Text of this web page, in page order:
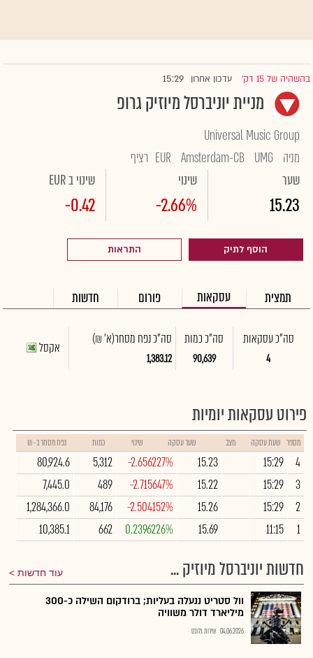
בהשהיה של 15 דק' |עדכון אחרון 15:29
מניית יוניברסל מיוזיק גרופ
Universal Music Group
מניה UMG
Amsterdam-CB
EUR רציף
שער
15.23
שינוי
-2.66%
שינוי ב EUR
-0.42
הוסף לתיק התראות
תמצית עסקאות פורום חדשות
סה"כ עסקאות
4
סה"כ כמות
90,639
סה"כ נפח מסחר(א' ₪)
1,383.12
אקסל
פירוט עסקאות יומיות
מספר שעת עסקה מצב שער עסקה שינוי כמות נפח מסחר ב- ₪
4
15:29
15.23
-2.656227%
5,312
80,924.6
3
15:29
15.22
-2.715647%
489
7,445.0
2
15:29
15.26
-2.504152%
84,176
1,284,366.0
1
11:15
15.69
0.2396226%
662
10,385.1
חדשות יוניברסל מיוזיק ... עוד חדשות
וול סטריט ננעלה בעליות; ברודקום השילה כ-300
מיליארד דולר משוויה
04.06.2026 שירות גלובס